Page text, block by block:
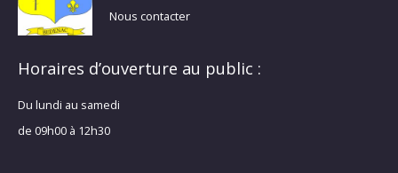
Nous contacter
Horaires d’ouverture au public :
Du lundi au samedi
de 09h00 à 12h30